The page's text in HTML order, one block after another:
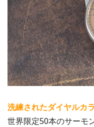
洗練されたダイヤルカ
世界限定50本のサーモ